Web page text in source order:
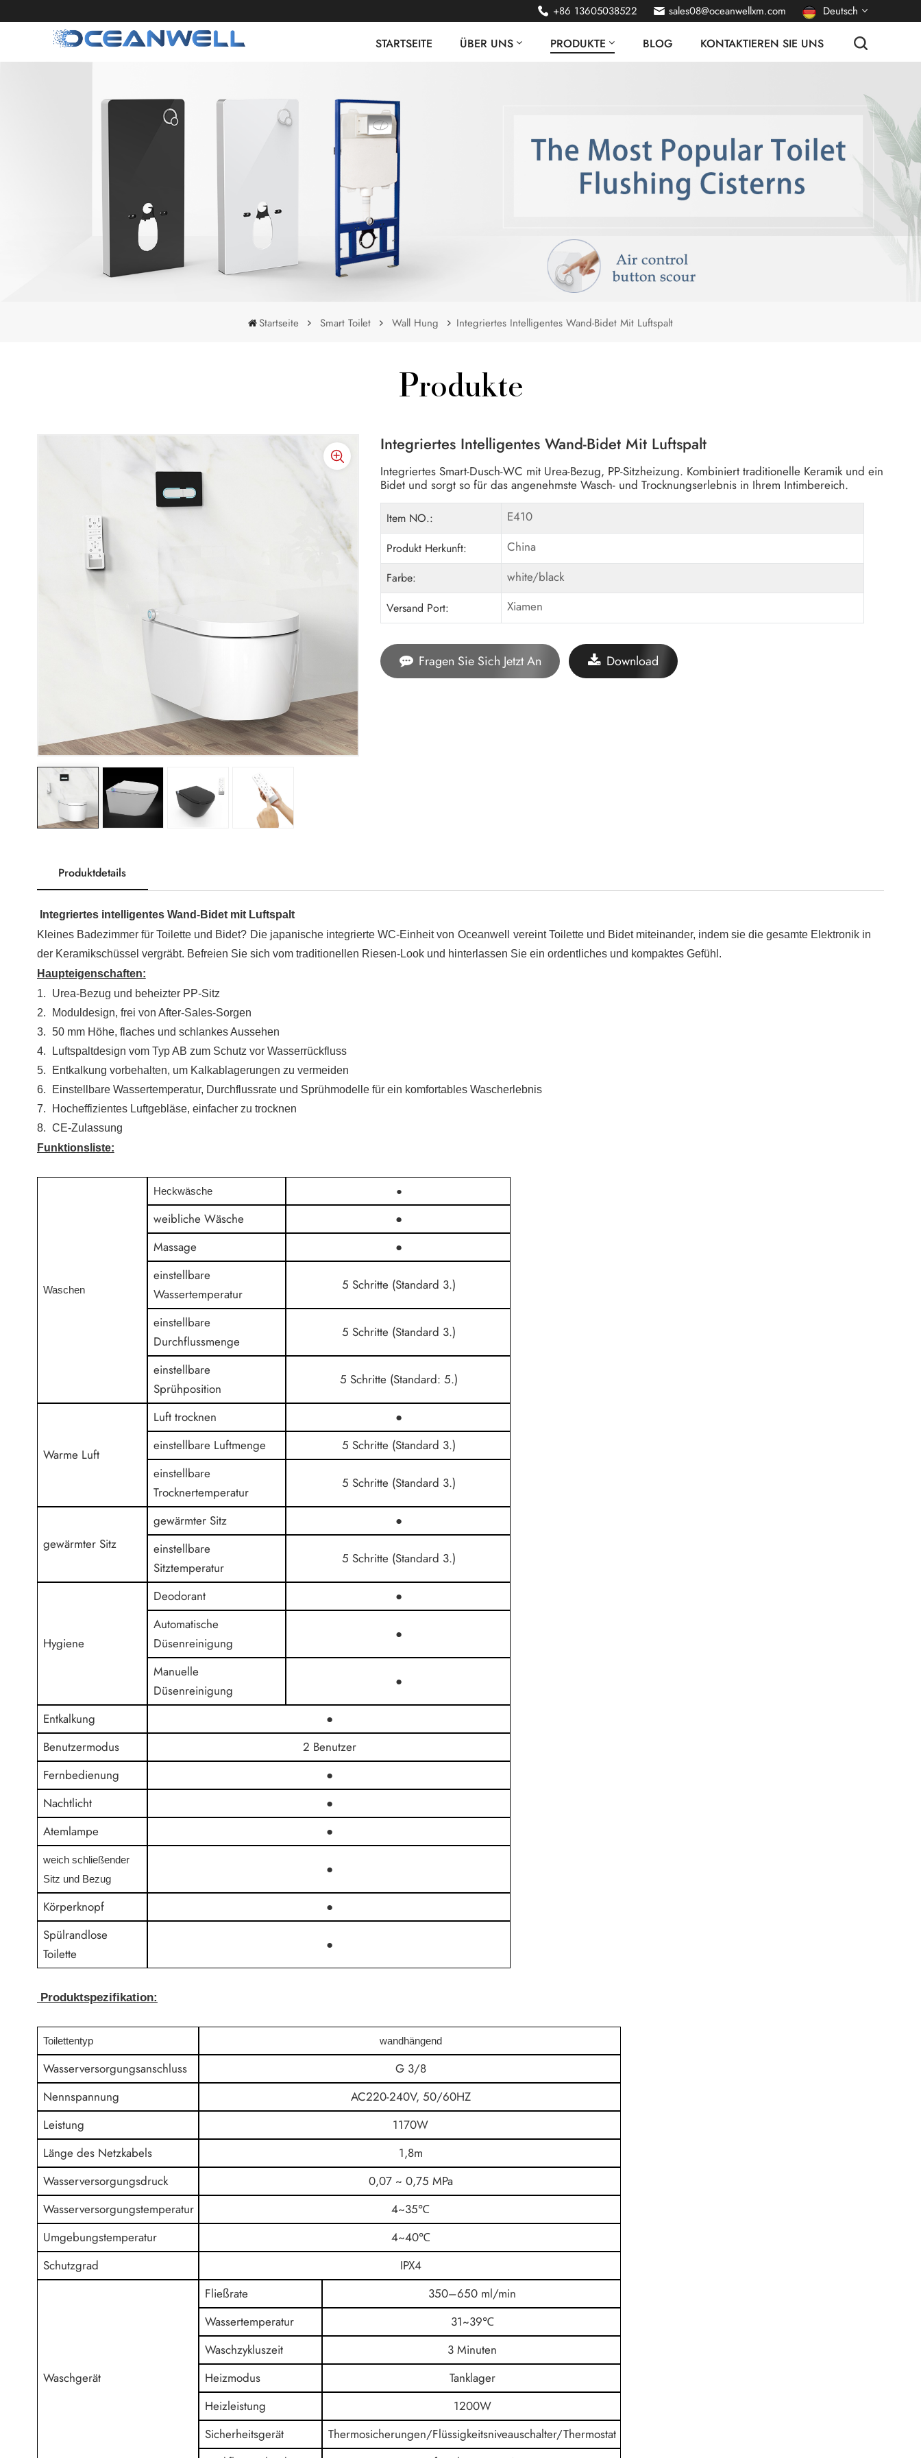
+86 13605038522 sales08@oceanwellxm.com Deutsch
italiano
español
STARTSEITE ÜBER UNS PRODUKTE BLOG KONTAKTIEREN SIE UNS
Startseite Smart Toilet Wall Hung Integriertes Intelligentes Wand-Bidet Mit Luftspalt
Produkte
Integriertes Intelligentes Wand-Bidet Mit Luftspalt
Integriertes Smart-Dusch-WC mit Urea-Bezug, PP-Sitzheizung. Kombiniert traditionelle Keramik und ein
Bidet und sorgt so für das angenehmste Wasch- und Trocknungserlebnis in Ihrem Intimbereich.
Item NO.: E410
Produkt Herkunft: China
Farbe: white/black
Versand Port: Xiamen
Fragen Sie Sich Jetzt An Download
Produktdetails
Integriertes intelligentes Wand-Bidet mit Luftspalt
Kleines Badezimmer für Toilette und Bidet? Die japanische integrierte WC-Einheit von Oceanwell
vereint Toilette und Bidet miteinander, indem sie die gesamte Elektronik in
der Keramikschüssel vergräbt. Befreien Sie sich vom traditionellen Riesen-Look und hinterlassen Sie ein ordentliches und kompaktes Gefühl.
Haupteigenschaften:
1.
Urea-Bezug und beheizter PP-Sitz
2.
Moduldesign, frei von After-Sales-Sorgen
3. 50 mm Höhe, flaches und schlankes Aussehen
4.
Luftspaltdesign vom Typ AB zum Schutz vor Wasserrückfluss
5.
Entkalkung vorbehalten, um Kalkablagerungen zu vermeiden
6.
Einstellbare Wassertemperatur, Durchflussrate und Sprühmodelle für ein komfortables Wascherlebnis
7.
Hocheffizientes Luftgebläse, einfacher zu trocknen
8. CE-Zulassung
Funktionsliste:
Waschen
Heckwäsche ●
weibliche Wäsche
●
Massage
●
einstellbare
Wassertemperatur
5 Schritte (Standard 3.)
einstellbare
Durchflussmenge
5 Schritte (Standard 3.)
einstellbare
Sprühposition
5 Schritte (Standard: 5.)
Warme Luft
Luft trocknen
●
einstellbare Luftmenge
5 Schritte (Standard 3.)
einstellbare
Trocknertemperatur
5 Schritte (Standard 3.)
gewärmter Sitz
gewärmter Sitz
●
einstellbare
Sitztemperatur
5 Schritte (Standard 3.)
Hygiene
Deodorant
●
Automatische
Düsenreinigung
●
Manuelle
Düsenreinigung
●
Entkalkung
●
Benutzermodus
2 Benutzer
Fernbedienung
●
Nachtlicht
●
Atemlampe
●
weich schließender
Sitz und Bezug
●
Körperknopf
●
Spülrandlose
Toilette
●
Produktspezifikation:
Toilettentyp wandhängend
Wasserversorgungsanschluss
G 3/8
Nennspannung
AC220-240V, 50/60HZ
Leistung
1170W
Länge des Netzkabels
1,8m
Wasserversorgungsdruck
0,07 ~ 0,75 MPa
Wasserversorgungstemperatur
4~35℃
Umgebungstemperatur
4~40℃
Schutzgrad
IPX4
Waschgerät
Fließrate
350–650 ml/min
Wassertemperatur
31~39℃
Waschzykluszeit
3 Minuten
Heizmodus
Tanklager
Heizleistung
1200W
Sicherheitsgerät
Thermosicherungen/Flüssigkeitsniveauschalter/Thermostat